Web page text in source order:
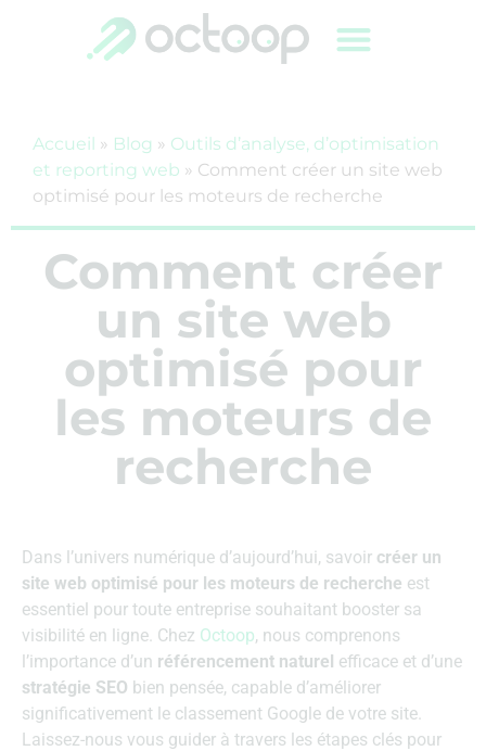
Accueil » Blog » Outils d’analyse, d’optimisation
et reporting web » Comment créer un site web
optimisé pour les moteurs de recherche
Comment créer
un site web
optimisé pour
les moteurs de
recherche
Dans l’univers numérique d’aujourd’hui, savoir créer un
site web optimisé pour les moteurs de recherche est
essentiel pour toute entreprise souhaitant booster sa
visibilité en ligne. Chez Octoop, nous comprenons
l’importance d’un référencement naturel efficace et d’une
stratégie SEO bien pensée, capable d’améliorer
significativement le classement Google de votre site.
Laissez-nous vous guider à travers les étapes clés pour